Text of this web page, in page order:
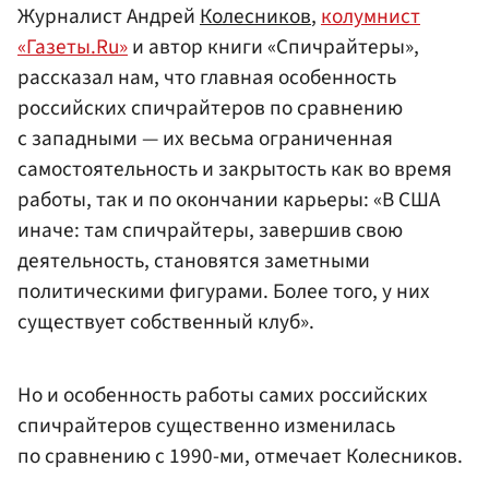
Журналист АндрейКолесников,колумнист
«Газеты.Ru»и автор книги «Спичрайтеры»,
рассказал нам, что главная особенность
российских спичрайтеров по сравнению
с западными — их весьма ограниченная
самостоятельность и закрытость как во время
работы, так и по окончании карьеры: «В США
иначе: там спичрайтеры, завершив свою
деятельность, становятся заметными
политическими фигурами. Более того, у них
существует собственный клуб».
Но и особенность работы самих российских
спичрайтеров существенно изменилась
по сравнению с 1990-ми, отмечает Колесников.